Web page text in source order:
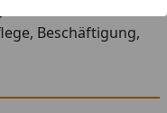
Beschäftigung,